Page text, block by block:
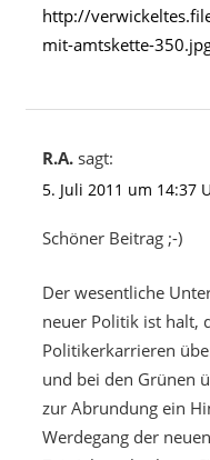
http://
mit-amtskette-
R.A. sagt:
5. Juli 2011 um 14:37
Schöner Beitrag ;-)
Der wesentliche
neuer Politik ist halt,
Politikerkarrieren
und bei den Grünen
zur Abrundung ein
Werdegang der